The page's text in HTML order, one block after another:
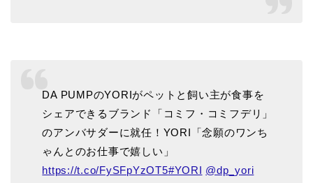
DA PUMPのYORIがペットと飼い主が食事を
シェアできるブランド「コミフ・コミフデリ」
のアンバサダーに就任！YORI「念願のワンち
ゃんとのお仕事で嬉しい」
https://t.co/FySFpYzOT5#YORI @dp_yori